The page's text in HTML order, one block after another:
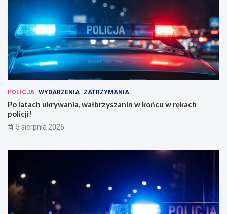
POLICJA WYDARZENIA ZATRZYMANIA
Po latach ukrywania, wałbrzyszanin w końcu w rękach
policji!
5 sierpnia 2026